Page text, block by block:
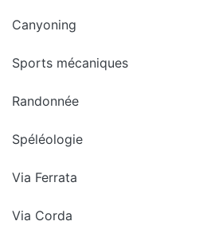
Canyoning
Sports mécaniques
Randonnée
Spéléologie
Via Ferrata
Via Corda